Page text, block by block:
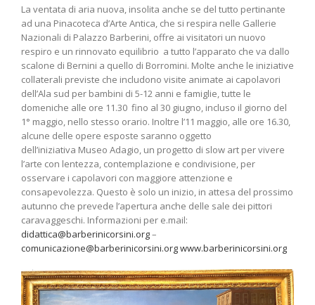
La ventata di aria nuova, insolita anche se del tutto pertinante
ad una Pinacoteca d’Arte Antica, che si respira nelle Gallerie
Nazionali di Palazzo Barberini, offre ai visitatori un nuovo
respiro e un rinnovato equilibrio a tutto l’apparato che va dallo
scalone di Bernini a quello di Borromini. Molte anche le iniziative
collaterali previste che includono visite animate ai capolavori
dell’Ala sud per bambini di 5-12 anni e famiglie, tutte le
domeniche alle ore 11.30 fino al 30 giugno, incluso il giorno del
1° maggio, nello stesso orario. Inoltre l’11 maggio, alle ore 16.30,
alcune delle opere esposte saranno oggetto
dell’iniziativa Museo Adagio, un progetto di slow art per vivere
l’arte con lentezza, contemplazione e condivisione, per
osservare i capolavori con maggiore attenzione e
consapevolezza. Questo è solo un inizio, in attesa del prossimo
autunno che prevede l’apertura anche delle sale dei pittori
caravaggeschi. Informazioni per e.mail:
didattica@barberinicorsini.org–
comunicazione@barberinicorsini.orgwww.barberinicorsini.org